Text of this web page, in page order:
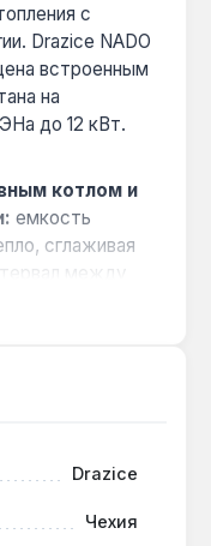
с
Drazice NADO
встроенным
на
до 12 кВт.
котлом и
емкость
сглаживая
между
подключать
«теплый
перегрев
Drazice
Чехия